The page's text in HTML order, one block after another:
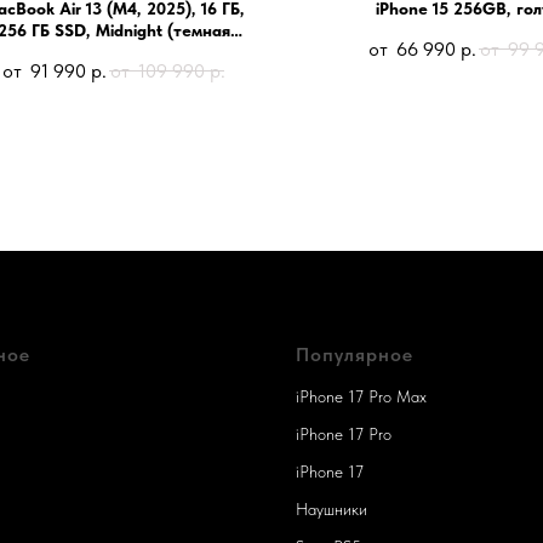
Air 13 (M4, 2025), 16 ГБ,
256 ГБ SSD, Midnight (темная
91 990 р. 109 990 р.
iPhone 15 256GB,
66 990 р. 99
Популярное
iPhone 17 Pro Max
iPhone 17 Pro
iPhone 17
Наушники